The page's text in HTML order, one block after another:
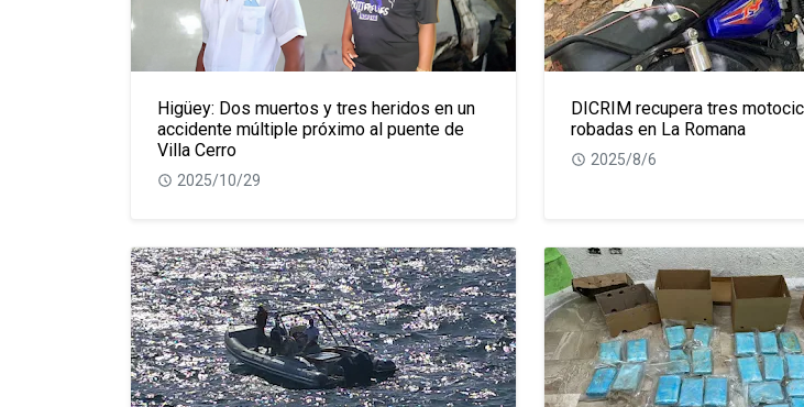
Higüey: Dos muertos y tres heridos en un
accidente múltiple próximo al puente de
Villa Cerro
2025/10/29
DICRIM recupera tres
robadas en La Romana
2025/8/6